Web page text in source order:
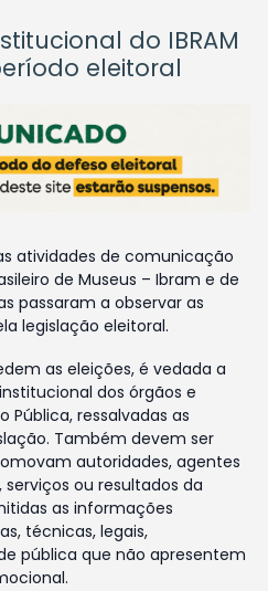
do IBRAM
eleitoral
atividades de comunicação
de Museus – Ibram e de
passaram a observar as
legislação eleitoral.
as eleições, é vedada a
dos órgãos e
Pública, ressalvadas as
Também devem ser
autoridades, agentes
ou resultados da
as informações
técnicas, legais,
pública que não apresentem